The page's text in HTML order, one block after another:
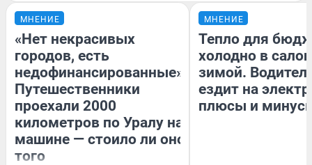
МНЕНИЕ
«Нет некрасивых
городов, есть
недофинансированные».
Путешественники
проехали 2000
километров по Уралу на
машине — стоило ли оно
того
МНЕНИЕ
Тепло для
холодно в
зимой.
ездит на
плюсы и